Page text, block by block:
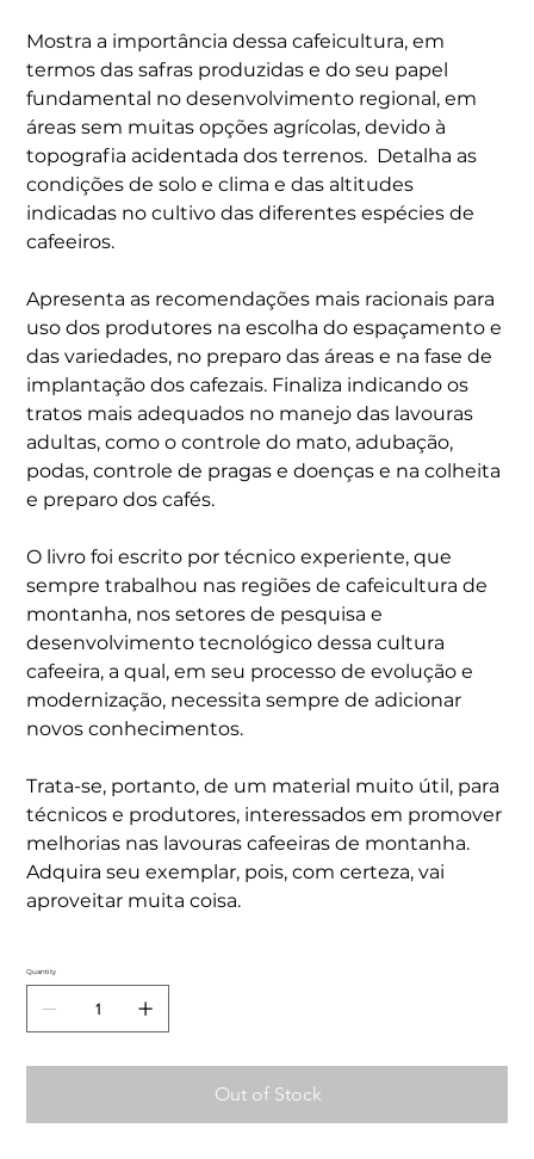
Mostra a importância dessa cafeicultura, em
termos das safras produzidas e do seu papel
fundamental no desenvolvimento regional, em
áreas sem muitas opções agrícolas, devido à
topografia acidentada dos terrenos. Detalha as
condições de solo e clima e das altitudes
indicadas no cultivo das diferentes espécies de
cafeeiros.
Apresenta as recomendações mais racionais para
uso dos produtores na escolha do espaçamento e
das variedades, no preparo das áreas e na fase de
implantação dos cafezais. Finaliza indicando os
tratos mais adequados no manejo das lavouras
adultas, como o controle do mato, adubação,
podas, controle de pragas e doenças e na colheita
e preparo dos cafés.
O livro foi escrito por técnico experiente, que
sempre trabalhou nas regiões de cafeicultura de
montanha, nos setores de pesquisa e
desenvolvimento tecnológico dessa cultura
cafeeira, a qual, em seu processo de evolução e
modernização, necessita sempre de adicionar
novos conhecimentos.
Trata-se, portanto, de um material muito útil, para
técnicos e produtores, interessados em promover
melhorias nas lavouras cafeeiras de montanha.
Adquira seu exemplar, pois, com certeza, vai
aproveitar muita coisa.
Quantity
Out of Stock